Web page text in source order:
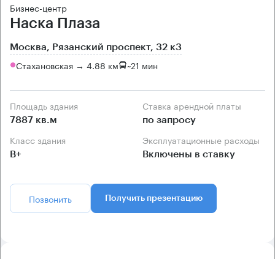
Бизнес-центр
Наска Плаза
Москва, Рязанский проспект, 32 к3
Стахановская → 4.88 км ~21 мин
Площадь здания
7887 кв.м
Ставка арендной платы
по запросу
Класс здания
B+
Эксплуатационные расходы
Включены в ставку
Позвонить Получить презентацию